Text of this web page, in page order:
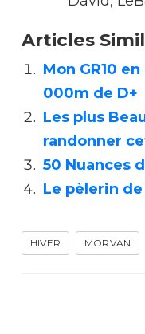
Articles
Mon GR10
000m de D+
Les plus
randonner
50 Nuances
Le pèlerin
HIVER MORVAN